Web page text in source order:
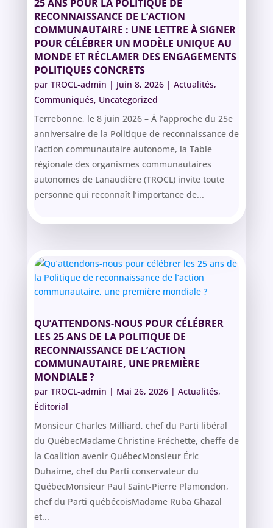
25 ANS POUR LA POLITIQUE DE
RECONNAISSANCE DE L’ACTION
COMMUNAUTAIRE : UNE LETTRE À SIGNER
POUR CÉLÉBRER UN MODÈLE UNIQUE AU
MONDE ET RÉCLAMER DES ENGAGEMENTS
POLITIQUES CONCRETS
par TROCL-admin | Juin 8, 2026| Actualités,
Communiqués, Uncategorized
Terrebonne, le 8 juin 2026 – À l’approche du 25e
anniversaire de la Politique de reconnaissance de
l’action communautaire autonome, la Table
régionale des organismes communautaires
autonomes de Lanaudière (TROCL) invite toute
personne qui reconnaît l’importance de...
QU’ATTENDONS-NOUS POUR CÉLÉBRER
LES 25 ANS DE LA POLITIQUE DE
RECONNAISSANCE DE L’ACTION
COMMUNAUTAIRE, UNE PREMIÈRE
MONDIALE ?
par TROCL-admin | Mai 26, 2026| Actualités,
Éditorial
Monsieur Charles Milliard, chef du Parti libéral
du QuébecMadame Christine Fréchette, cheffe de
la Coalition avenir QuébecMonsieur Éric
Duhaime, chef du Parti conservateur du
QuébecMonsieur Paul Saint-Pierre Plamondon,
chef du Parti québécoisMadame Ruba Ghazal
et...